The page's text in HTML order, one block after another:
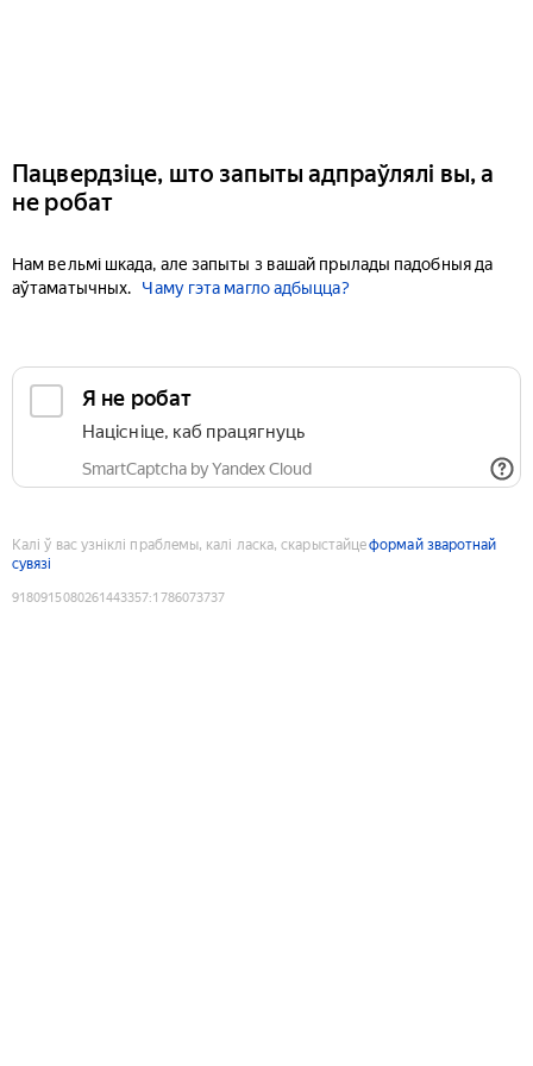
Пацвердзіце, што запыты адпраўлялі вы, а
не робат
Нам вельмі шкада, але запыты з вашай прылады падобныя да
аўтаматычных.
Чаму гэта магло адбыцца?
Я не робат
Націсніце, каб працягнуць
SmartCaptcha by Yandex Cloud
Калі ў вас узніклі праблемы, калі ласка, скарыстайцеформай зваротнай
сувязі
9180915080261443357:1786073737